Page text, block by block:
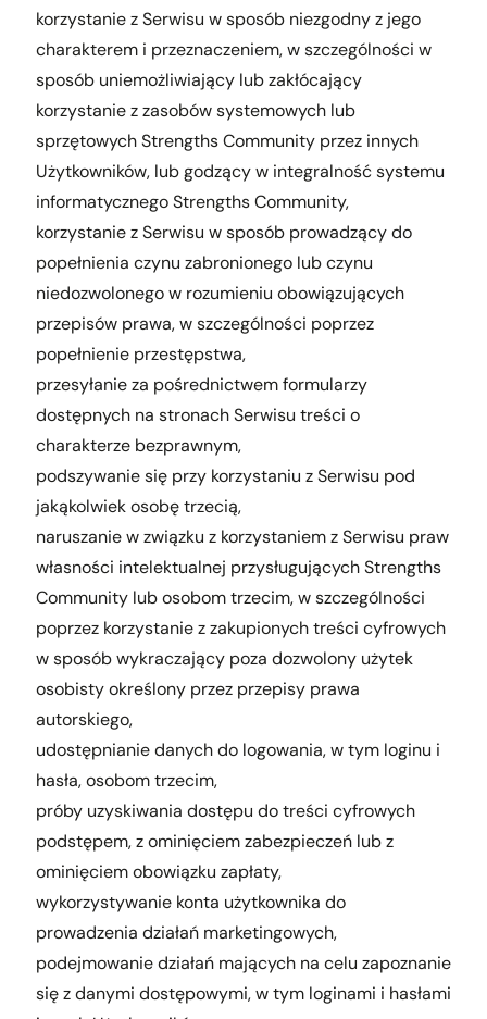
korzystanie z Serwisu w sposób niezgodny z jego
charakterem i przeznaczeniem, w szczególności w
sposób uniemożliwiający lub zakłócający
korzystanie z zasobów systemowych lub
sprzętowych Strengths Community przez innych
Użytkowników, lub godzący w integralność systemu
informatycznego Strengths Community,
korzystanie z Serwisu w sposób prowadzący do
popełnienia czynu zabronionego lub czynu
niedozwolonego w rozumieniu obowiązujących
przepisów prawa, w szczególności poprzez
popełnienie przestępstwa,
przesyłanie za pośrednictwem formularzy
dostępnych na stronach Serwisu treści o
charakterze bezprawnym,
podszywanie się przy korzystaniu z Serwisu pod
jakąkolwiek osobę trzecią,
naruszanie w związku z korzystaniem z Serwisu praw
własności intelektualnej przysługujących Strengths
Community lub osobom trzecim, w szczególności
poprzez korzystanie z zakupionych treści cyfrowych
w sposób wykraczający poza dozwolony użytek
osobisty określony przez przepisy prawa
autorskiego,
udostępnianie danych do logowania, w tym loginu i
hasła, osobom trzecim,
próby uzyskiwania dostępu do treści cyfrowych
podstępem, z ominięciem zabezpieczeń lub z
ominięciem obowiązku zapłaty,
wykorzystywanie konta użytkownika do
prowadzenia działań marketingowych,
podejmowanie działań mających na celu zapoznanie
się z danymi dostępowymi, w tym loginami i hasłami